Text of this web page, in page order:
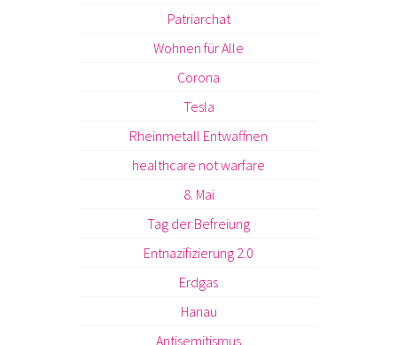
Patriarchat
Wohnen für Alle
Corona
Tesla
Rheinmetall Entwaffnen
healthcare not warfare
8. Mai
Tag der Befreiung
Entnazifizierung 2.0
Erdgas
Hanau
Antisemitismus